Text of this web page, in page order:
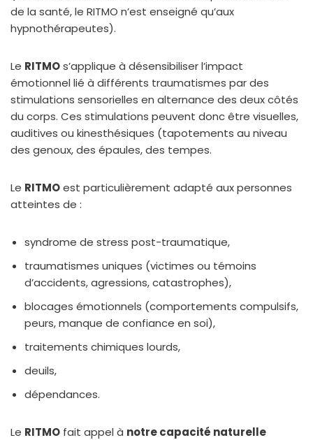
de la santé, le RITMO n’est enseigné qu’aux
hypnothérapeutes).
Le RITMOs’applique à désensibiliser l’impact
émotionnel lié à différents traumatismes par des
stimulations sensorielles en alternance des deux côtés
du corps. Ces stimulations peuvent donc être visuelles,
auditives ou kinesthésiques (tapotements au niveau
des genoux, des épaules, des tempes.
Le RITMOest particulièrement adapté aux personnes
atteintes de :
syndrome de stress post-traumatique,
traumatismes uniques (victimes ou témoins
d’accidents, agressions, catastrophes),
blocages émotionnels (comportements compulsifs,
peurs, manque de confiance en soi),
traitements chimiques lourds,
deuils,
dépendances.
Le RITMO fait appel à notre capacité naturelle